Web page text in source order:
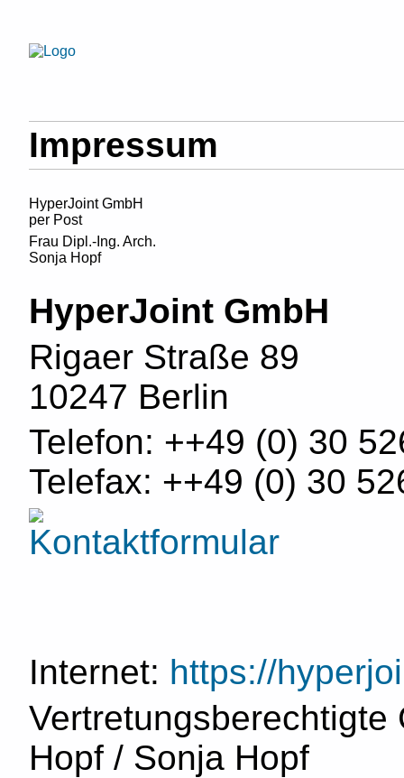
Impressum
HyperJoint GmbH
per Post
Frau Dipl.-Ing. Arch.
Sonja Hopf
HyperJoint GmbH
Rigaer Straße 89
10247 Berlin
Telefon: ++49 (0) 30
Telefax: ++49 (0) 30
Internet: https://
Hopf / Sonja Hopf